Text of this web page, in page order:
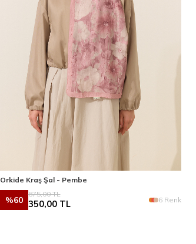
Orkide Kraş Şal - Pembe
%60
875,00TL
350,00TL 6 Renk